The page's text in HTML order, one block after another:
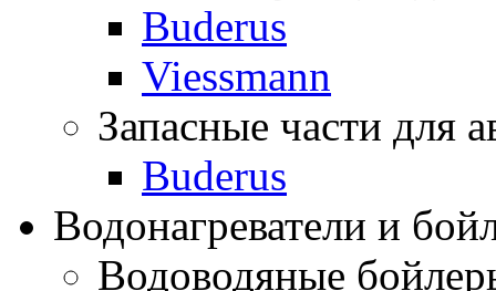
Buderus
Viessmann
Запасные части для
Buderus
Водонагреватели и
Водоводяные